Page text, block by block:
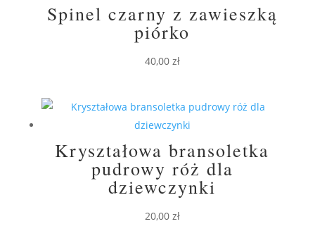
Spinel czarny z zawieszką
piórko
40,00 zł
Kryształowa bransoletka
pudrowy róż dla
dziewczynki
20,00 zł